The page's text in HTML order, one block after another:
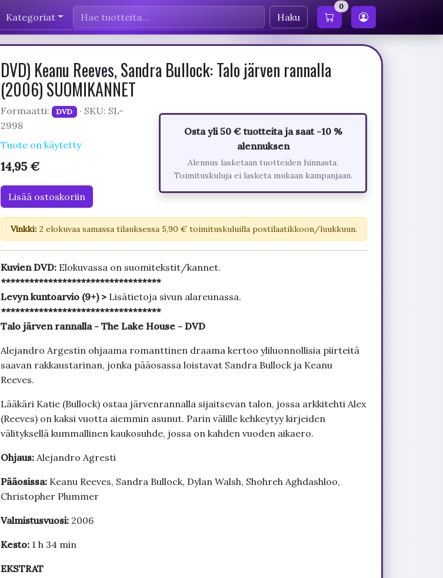
Kategoriat Haku
0
DVD) Keanu Reeves, Sandra Bullock: Talo järven rannalla
(2006) SUOMIKANNET
Formaatti: DVD
· SKU: SL-
2998
Tuote on käytetty
14,95 €
Lisää ostoskoriin
Osta yli 50 € tuotteita ja saat -10 %
alennuksen
Alennus lasketaan tuotteiden hinnasta.
Toimituskuluja ei lasketa mukaan kampanjaan.
Vinkki:2 elokuvaa samassa tilauksessa 5,90 € toimituskuluilla postilaatikkoon/luukkuun.
Kuvien DVD: Elokuvassa on suomitekstit/kannet.
**********************************
Levyn kuntoarvio (9+) > Lisätietoja sivun alareunassa.
**********************************
Talo järven rannalla - The Lake House - DVD
Alejandro Argestin ohjaama romanttinen draama kertoo yliluonnollisia piirteitä
saavan rakkaustarinan, jonka pääosassa loistavat Sandra Bullock ja Keanu
Reeves.
Lääkäri Katie (Bullock) ostaa järvenrannalla sijaitsevan talon, jossa arkkitehti Alex
(Reeves) on kaksi vuotta aiemmin asunut. Parin välille kehkeytyy kirjeiden
välityksellä kummallinen kaukosuhde, jossa on kahden vuoden aikaero.
Ohjaus: Alejandro Agresti
Pääosissa: Keanu Reeves, Sandra Bullock, Dylan Walsh, Shohreh Aghdashloo,
Christopher Plummer
Valmistusvuosi:2006
Kesto: 1 h 34 min
EKSTRAT